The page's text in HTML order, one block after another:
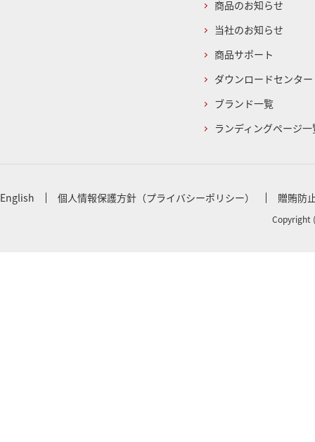
商品のお知らせ
当社のお知らせ
商品サポート
ダウンロードセンター
ブランド一覧
ランディングページ一
English 個人情報保護方針（プライバシーポリシー） 贈賄防
Copyright